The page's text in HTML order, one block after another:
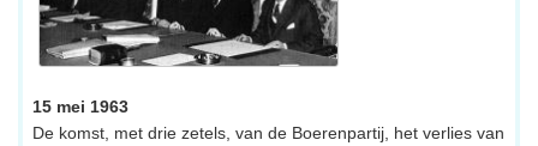
15 mei 1963
De komst, met drie zetels, van de Boerenpartij, het verlies van